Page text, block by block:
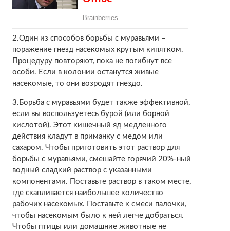
2.Один из способов борьбы с муравьями –
поражение гнезд насекомых крутым кипятком.
Процедуру повторяют, пока не погибнут все
особи. Если в колонии останутся живые
насекомые, то они возродят гнездо.
3.Борьба с муравьями будет также эффективной,
если вы воспользуетесь бурой (или борной
кислотой). Этот кишечный яд медленного
действия кладут в приманку с медом или
сахаром. Чтобы приготовить этот раствор для
борьбы с муравьями, смешайте горячий 20%-ный
водный сладкий раствор с указанными
компонентами. Поставьте раствор в таком месте,
где скапливается наибольшее количество
рабочих насекомых. Поставьте к смеси палочки,
чтобы насекомым было к ней легче добраться.
Чтобы птицы или домашние животные не